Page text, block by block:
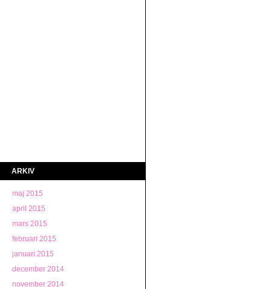
ARKIV
maj 2015
april 2015
mars 2015
februari 2015
januari 2015
december 2014
november 2014